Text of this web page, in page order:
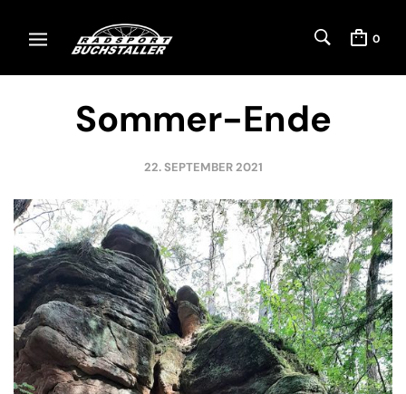
0
Sommer-Ende
22. SEPTEMBER 2021